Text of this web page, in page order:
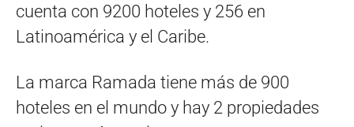
cuenta con 9200 hoteles y 256 en
Latinoamérica y el Caribe.
La marca Ramada tiene más de 900
hoteles en el mundo y hay 2 propiedades